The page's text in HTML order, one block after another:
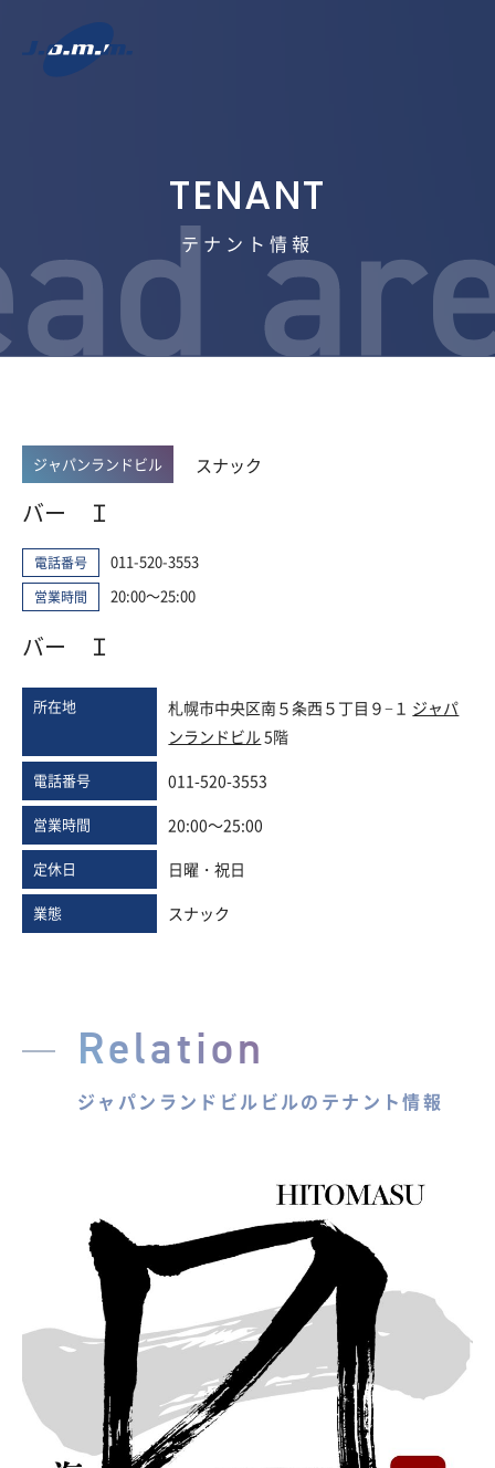
テナント情報
ジャパンランドビル スナック
バー Ｉ
電話番号 011-520-3553
営業時間 20:00～25:00
バー Ｉ
所在地 札幌市中央区南５条西５丁目９−１ ジャパ
ンランドビル5階
電話番号 011-520-3553
営業時間 20:00～25:00
定休日 日曜・祝日
業態 スナック
Relation
ジャパンランドビルビルのテナント情報